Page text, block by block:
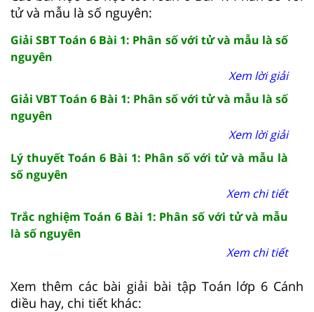
tử và mẫu là số nguyên:
Giải SBT Toán 6 Bài 1: Phân số với tử và mẫu là số
nguyên
Xem lời giải
Giải VBT Toán 6 Bài 1: Phân số với tử và mẫu là số
nguyên
Xem lời giải
Lý thuyết Toán 6 Bài 1: Phân số với tử và mẫu là
số nguyên
Xem chi tiết
Trắc nghiệm Toán 6 Bài 1: Phân số với tử và mẫu
là số nguyên
Xem chi tiết
Xem thêm các bài giải bài tập Toán lớp 6 Cánh
diều hay, chi tiết khác: